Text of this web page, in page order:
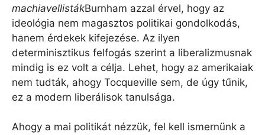
machiavellistákBurnham azzal érvel, hogy az
ideológia nem magasztos politikai gondolkodás,
hanem érdekek kifejezése. Az ilyen
determinisztikus felfogás szerint a liberalizmusnak
mindig is ez volt a célja. Lehet, hogy az amerikaiak
nem tudták, ahogy Tocqueville sem, de úgy tűnik,
ez a modern liberálisok tanulsága.
Ahogy a mai politikát nézzük, fel kell ismernünk a